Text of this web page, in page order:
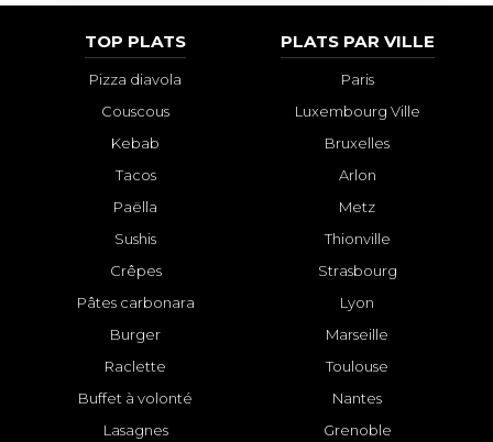
TOP PLATS
Pizza diavola
Couscous
Kebab
Tacos
Paëlla
Sushis
Crêpes
Pâtes carbonara
Burger
Raclette
Buffet à volonté
Lasagnes
PLATS PAR VILLE
Paris
Luxembourg Ville
Bruxelles
Arlon
Metz
Thionville
Strasbourg
Lyon
Marseille
Toulouse
Nantes
Grenoble